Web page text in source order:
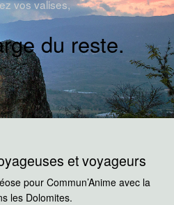
vos valises,
du reste.
et voyageurs
pour Commun’Anime avec la
les Dolomites.